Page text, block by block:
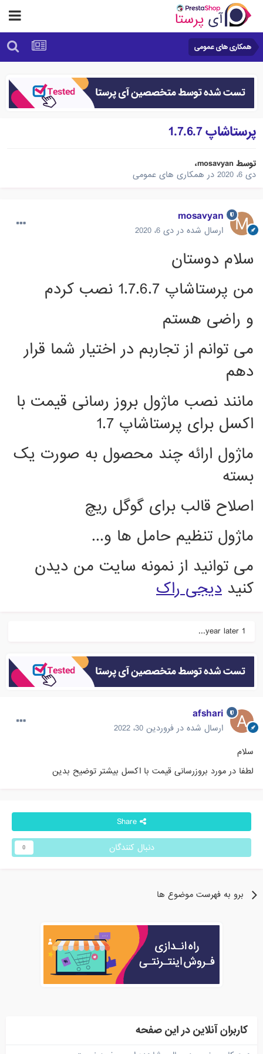
همکاری های عمومی
پرستاشاپ 1.7.6.7
توسطmosavyan،
دی 6، 2020
در همکاری های عمومی
mosavyan
ارسال شده در دی 6، 2020
سلام دوستان
من پرستاشاپ 1.7.6.7 نصب کردم
و راضی هستم
می توانم از تجاربم در اختیار شما قرار
دهم
مانند نصب ماژول بروز رسانی قیمت با
اکسل برای پرستاشاپ 1.7
ماژول ارائه چند محصول به صورت یک
بسته
اصلاح قالب برای گوگل ریچ
ماژول تنظیم حامل ها و...
می توانید از نمونه سایت من دیدن
کنید دیجی راک
afshari
ارسال شده در فروردین 30، 2022
سلام
لطفا در مورد بروزرسانی قیمت با اکسل بیشتر توضیح بدین
Share
دنبال کنندگان
برو به فهرست موضوع ها
کاربران آنلاین در این صفحه